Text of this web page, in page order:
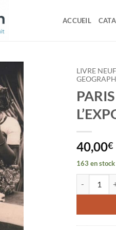
ACCUEIL
LIVRE NEUF
40,00€
163 en stock